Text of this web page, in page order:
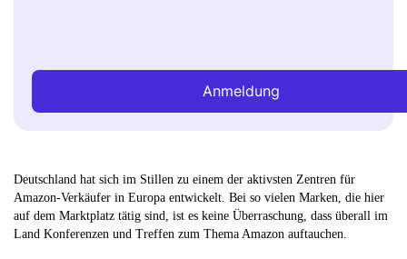
Anmeldung
Deutschland hat sich im Stillen zu einem der aktivsten Zentren für
Amazon-Verkäufer in Europa entwickelt. Bei so vielen Marken, die hier
auf dem Marktplatz tätig sind, ist es keine Überraschung, dass überall im
Land Konferenzen und Treffen zum Thema Amazon auftauchen.